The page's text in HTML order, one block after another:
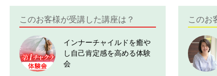
このお客様が受講した講座は？
インナーチャイルドを癒や
し自己肯定感を高める体験
会
このお